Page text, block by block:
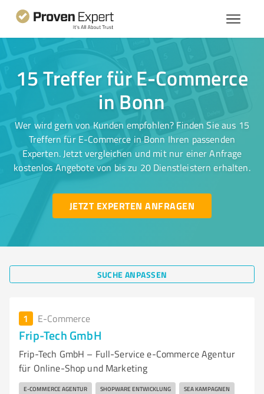
15 Treffer für E-Commerce
in Bonn
Wer wird gern von Kunden empfohlen? Finden Sie aus 15
Treffern für E-Commerce in Bonn Ihren passenden
Experten. Jetzt vergleichen und mit nur einer Anfrage
kostenlos Angebote von bis zu 20 Dienstleistern erhalten.
JETZT EXPERTEN ANFRAGEN
SUCHE ANPASSEN
1 E-Commerce
Frip-Tech GmbH
Frip-Tech GmbH – Full-Service e-Commerce Agentur
für Online-Shop und Marketing
E-COMMERCE AGENTUR SHOPWARE ENTWICKLUNG SEA KAMPAGNEN